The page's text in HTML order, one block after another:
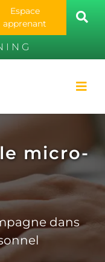
Espace
apprenant
micro-
dans